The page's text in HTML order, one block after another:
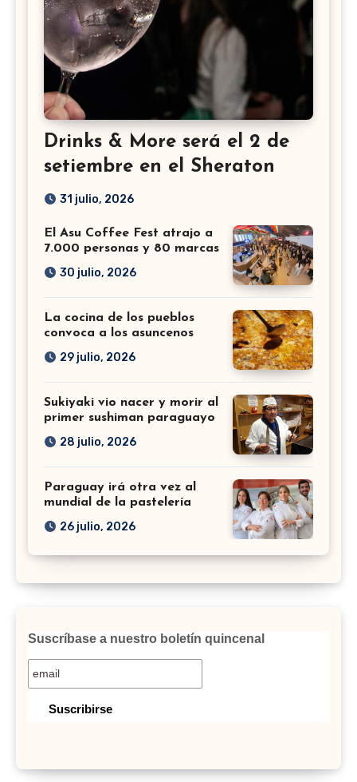
Drinks & More será el 2 de
setiembre en el Sheraton
31 julio, 2026
El Asu Coffee Fest atrajo a
7.000 personas y 80 marcas
30 julio, 2026
La cocina de los pueblos
convoca a los asuncenos
29 julio, 2026
Sukiyaki vio nacer y morir al
primer sushiman paraguayo
28 julio, 2026
Paraguay irá otra vez al
mundial de la pastelería
26 julio, 2026
Suscríbase a nuestro boletín quincenal